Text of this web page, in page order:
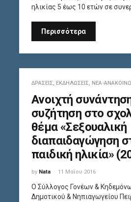
ηλικίας 5 έως 10 ετών σε
Περισσότερα
ΔΡΆΣΕΙΣ, ΕΚΔΗΛΏΣΕΙΣ, ΝΈΑ-
Ανοιχτή
συζήτηση στο
θέμα «Σεξουαλική
διαπαιδαγώγηση
παιδική ηλικία»
by Nata 11 Μαΐου 2016
Ο Σύλλογος Γονέων &
Δημοτικού & Νηπιαγωγείου